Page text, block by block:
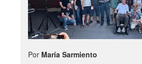
Por María Sarmiento